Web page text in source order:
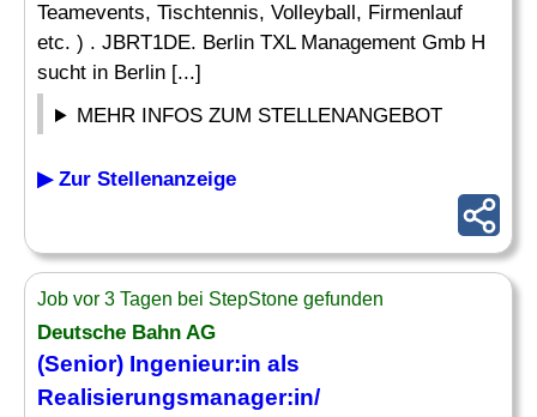
Teamevents, Tischtennis, Volleyball, Firmenlauf
etc. ) . JBRT1DE. Berlin TXL Management Gmb H
sucht in Berlin [...]
MEHR INFOS ZUM STELLENANGEBOT
▶ Zur Stellenanzeige
Job vor 3 Tagen bei StepStone gefunden
Deutsche Bahn AG
(Senior) Ingenieur:in als
Realisierungsmanager:in/